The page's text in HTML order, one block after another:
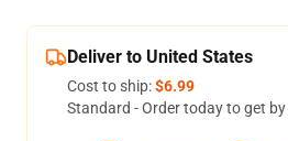
Deliver to United States
Cost to ship:$6.99
Standard - Order today to get by